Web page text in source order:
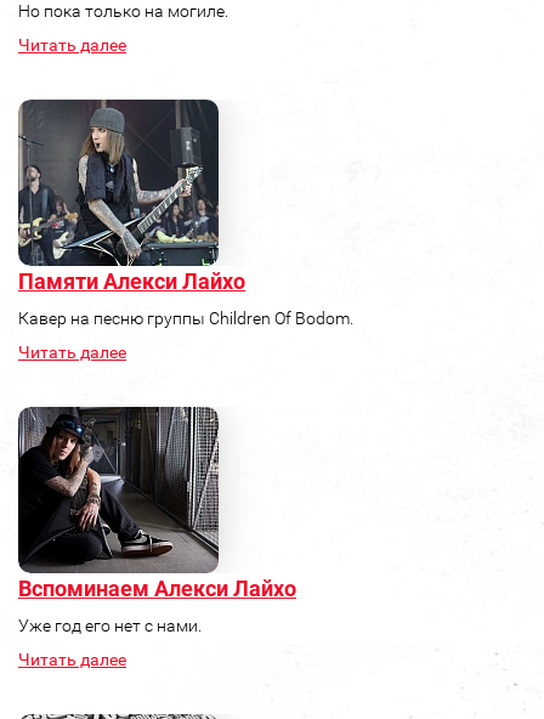
Но пока только на могиле.
Читать далее
Памяти Алекси Лайхо
Кавер на песню группы Children Of Bodom.
Читать далее
Вспоминаем Алекси Лайхо
Уже год его нет с нами.
Читать далее